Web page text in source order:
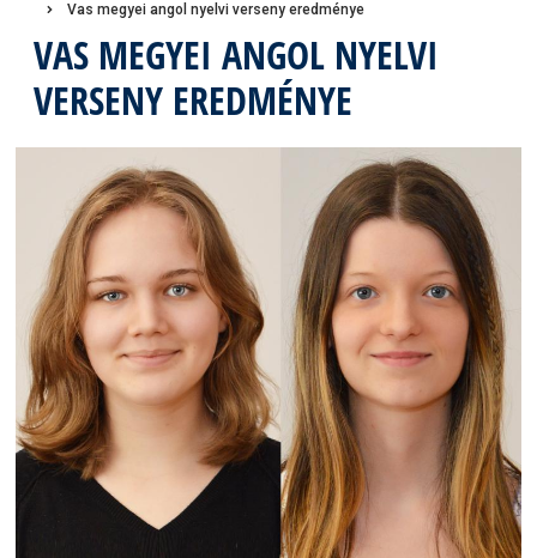
Vas megyei angol nyelvi verseny eredménye
VAS MEGYEI ANGOL NYELVI
VERSENY EREDMÉNYE